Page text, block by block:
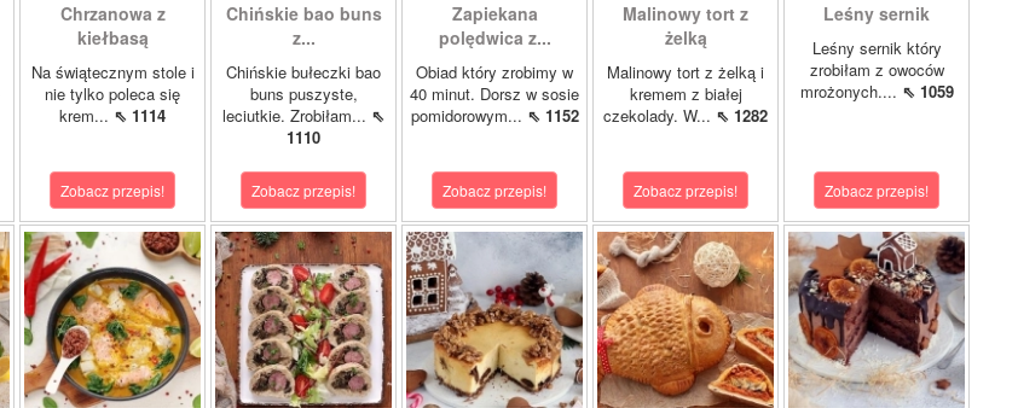
Chrzanowa z
kiełbasą
Na świątecznym stole i
nie tylko poleca się
krem... ⇖ 1114
Zobacz przepis!
Chińskie bao buns
z...
Chińskie bułeczki bao
buns puszyste,
leciutkie. Zrobiłam... ⇖
1110
Zobacz przepis!
Zapiekana
polędwica z...
Obiad który zrobimy w
40 minut. Dorsz w sosie
pomidorowym... ⇖ 1152
Zobacz przepis!
Malinowy tort z
żelką
Malinowy tort z żelką i
kremem z białej
czekolady. W... ⇖ 1282
Zobacz przepis!
Leśny sernik
Leśny sernik który
zrobiłam z owoców
mrożonych.... ⇖ 1059
Zobacz przepis!